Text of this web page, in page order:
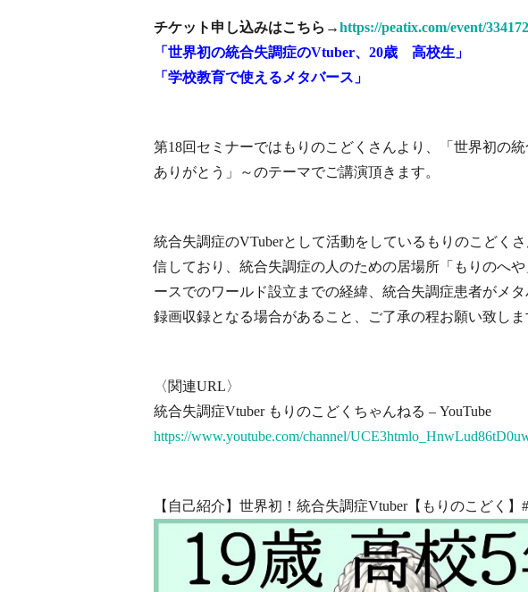
チケット申し込みはこちら→https://peatix.com/event/
「世界初の統合失調症のVtuber、20歳 高校生」
「学校教育で使えるメタバース」
第18回セミナーではもりのこどくさんより、「世界初の
ありがとう」～のテーマでご講演頂きます。
統合失調症のVTuberとして活動をしているもりのこどく
信しており、統合失調症の人のための居場所「もりのへ
ースでのワールド設立までの経緯、統合失調症患者がメ
録画収録となる場合があること、ご了承の程お願い致しま
〈関連URL〉
統合失調症Vtuber もりのこどくちゃんねる – YouTube
https://www.youtube.com/channel/
【自己紹介】世界初！統合失調症Vtuber【もりのこどく】